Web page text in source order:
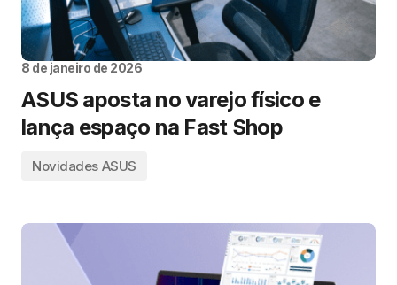
8 de janeiro de 2026
ASUS aposta no varejo físico e
lança espaço na Fast Shop
Novidades ASUS